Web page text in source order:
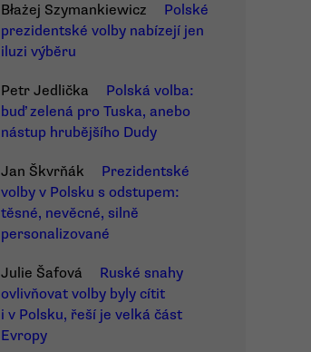
Błażej Szymankiewicz
Polské
prezidentské volby nabízejí jen
iluzi výběru
Petr Jedlička
Polská volba:
buď zelená pro Tuska, anebo
nástup hrubějšího Dudy
Jan Škvrňák
Prezidentské
volby v Polsku s odstupem:
těsné, nevěcné, silně
personalizované
Julie Šafová
Ruské snahy
ovlivňovat volby byly cítit
i v Polsku, řeší je velká část
Evropy